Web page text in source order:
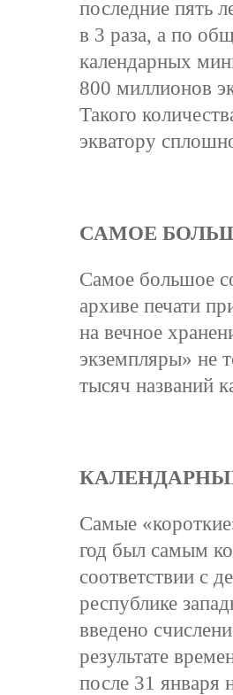
последние пять
в 3 раза, а по
календарных
800 миллионов
Такого
экватору
САМОЕ
Самое большое
архиве печати
на вечное
экземпляры» не
тысяч названий
Самые
год был самым
соответствии с
республике
введено
результате
после 31 января